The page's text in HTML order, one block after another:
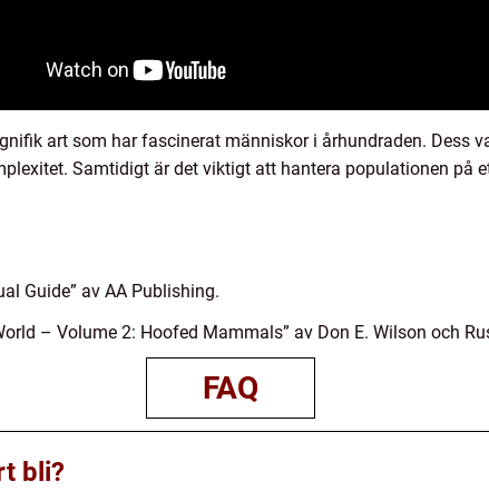
art som har fascinerat människor i århundraden. Dess
Samtidigt är det viktigt att hantera populationen på
Guide” av AA Publishing.
– Volume 2: Hoofed Mammals” av Don E. Wilson och
FAQ
bli?